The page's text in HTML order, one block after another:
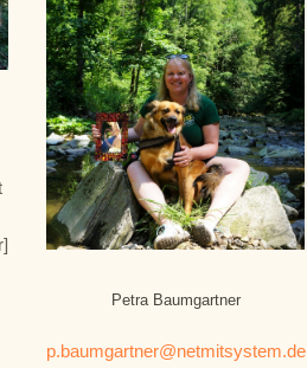
Petra Baumgartner
p.baumgartner@netmitsystem.de